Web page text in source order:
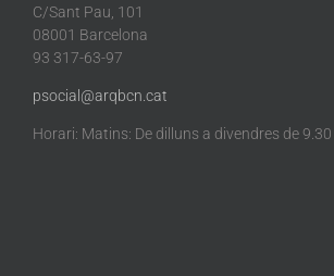
C/Sant Pau, 101
08001 Barcelona
93 317-63-97
psocial@arqbcn.cat
Horari: Matins: De dilluns a divendres de